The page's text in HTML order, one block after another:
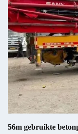
56m gebruikte